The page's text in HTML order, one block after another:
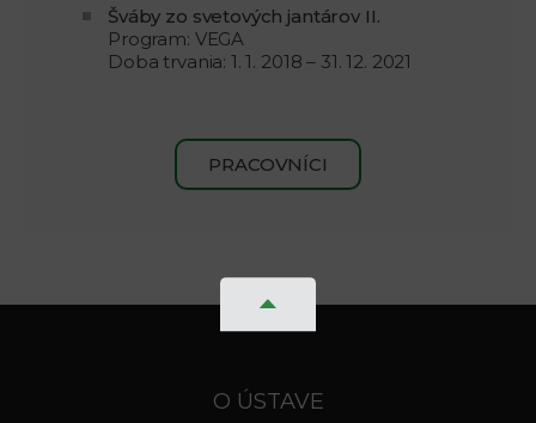
Šváby zo svetových jantárov II.
Program: VEGA
Doba trvania: 1. 1. 2018 – 31. 12. 2021
PRACOVNÍCI
O ÚSTAVE